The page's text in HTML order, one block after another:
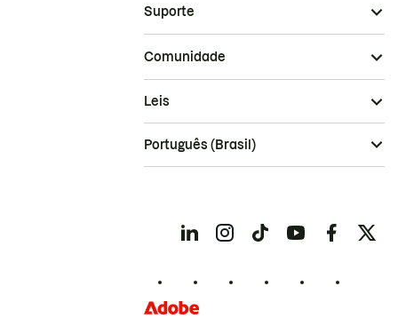
Suporte
Comunidade
Leis
Português (Brasil)